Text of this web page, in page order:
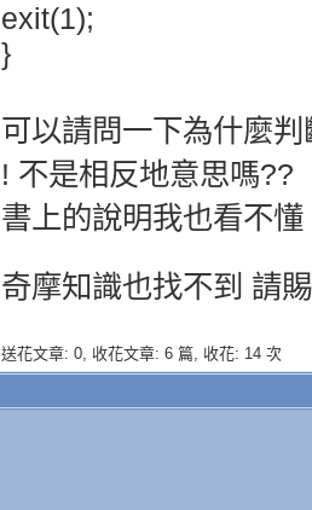
exit(1);
}
可以請問一下為什麼
! 不是相反地意思嗎??
書上的說明我也看不
奇摩知識也找不到 請
送花文章: 0, 收花文章: 6 篇, 收花: 14 次